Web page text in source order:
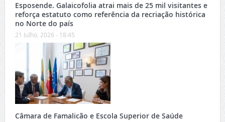
Esposende. Galaicofolia atrai mais de 25 mil visitantes e
reforça estatuto como referência da recriação histórica
no Norte do país
21 Julho, 2026 - 18:45
Câmara de Famalicão e Escola Superior de Saúde